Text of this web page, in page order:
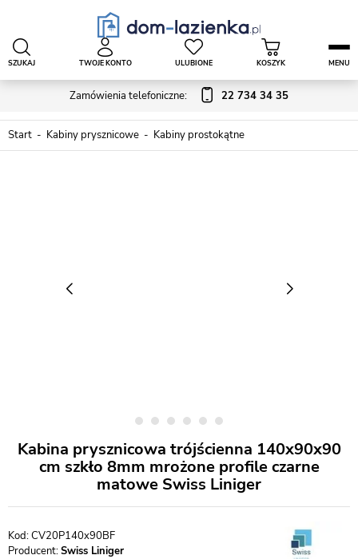
Zamówienia telefoniczne: 22 734 34 35
SZUKAJ TWOJE KONTO ULUBIONE KOSZYK MENU
Start Kabiny prysznicowe Kabiny prostokątne
Kabina prysznicowa trójścienna 140x90x90
cm szkło 8mm mrożone profile czarne
matowe Swiss Liniger
CV20P140x90BF
Producent:Swiss Liniger